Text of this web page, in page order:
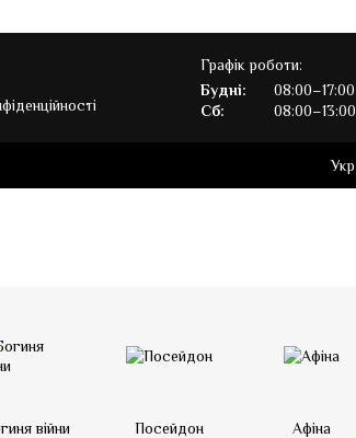
Графік роботи:
Будні:
08:00–17:00
Сб:
08:00–13:00
Укр
війни Посейдон Афіна